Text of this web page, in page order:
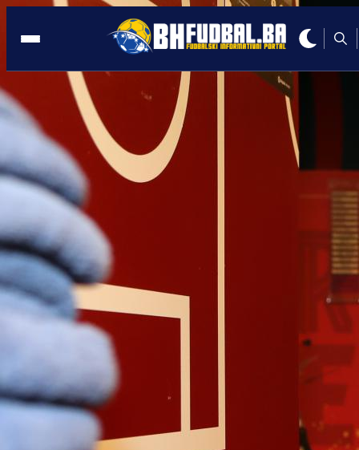
LA LIGA
19:52, 28.10.2023
EL CLASICO: Pogledajte kako je sjajni
Bellingham srušio Barcu!
19:52, 28.10.2023